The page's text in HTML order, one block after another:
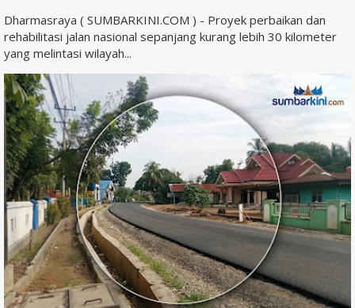
Dharmasraya ( SUMBARKINI.COM ) - Proyek perbaikan dan
rehabilitasi jalan nasional sepanjang kurang lebih 30 kilometer
yang melintasi wilayah...